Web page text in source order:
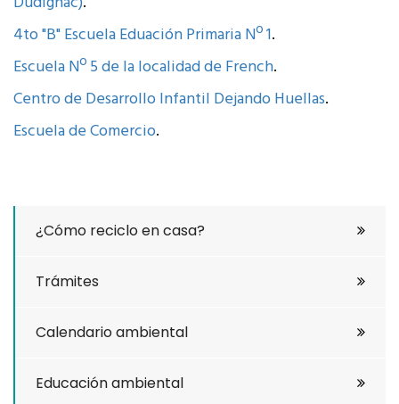
4to "B" Escuela Eduación Primaria Nº 1.
Escuela Nº 5 de la localidad de French.
Centro de Desarrollo Infantil Dejando Huellas.
Escuela de Comercio.
¿Cómo reciclo en casa?
Trámites
Calendario ambiental
Educación ambiental